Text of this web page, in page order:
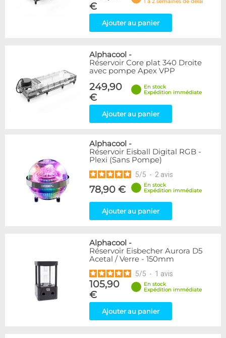
€
1 à 2 semaines de délai
Ajouter au panier
Alphacool -
Réservoir Core plat 340 Droite
avec pompe Apex VPP
249,90
€
En stock
Expédition immédiate
Ajouter au panier
Alphacool -
Réservoir Eisball Digital RGB -
Plexi (Sans Pompe)
5/5 - 2 avis
78,90 €
En stock
Expédition immédiate
Ajouter au panier
Alphacool -
Réservoir Eisbecher Aurora D5
Acetal / Verre - 150mm
5/5 - 1 avis
105,90
€
En stock
Expédition immédiate
Ajouter au panier